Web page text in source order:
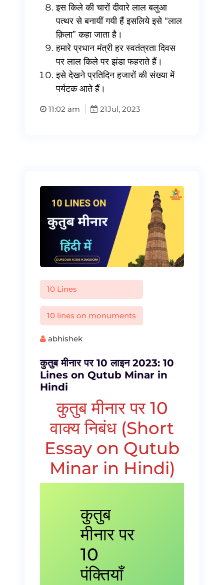
इस किले की चारों दीवारे लाल बलुआ
पत्थर से बनायीं गयी हैं इसलिये इसे “लाल
क़िला” कहा जाता है।
हमारे प्रधान मंत्री हर स्वतंत्रता दिवस
पर लाल किले पर झंडा फहराते हैं।
इसे देखने प्रतिदिन हजारों की संख्या में
पर्यटक आते हैं।
11:02 am 21Jul, 2023
10 Lines
10 lines on monuments
abhishek
कुतुब मीनार पर 10 लाइन 2023: 10
Lines on Qutub Minar in
Hindi
कुतुब मीनार पर 10
वाक्य निबंध (Short
Essay on Qutub
Minar in Hindi)
कुतुब
मीनार पर
10
पंक्तियाँ